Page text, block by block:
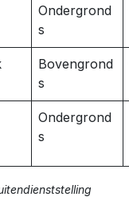
Ondergrond
s
Bovengrond
s
Ondergrond
s